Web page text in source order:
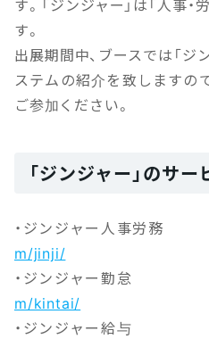
す。
出展期間中、ブースでは「ジ
ステムの紹介を致しますの
ご参加ください。
「ジンジャー」のサ
・ジンジャー人事労
m/jinji/
・ジンジャー勤
m/kintai/
・ジンジャー給